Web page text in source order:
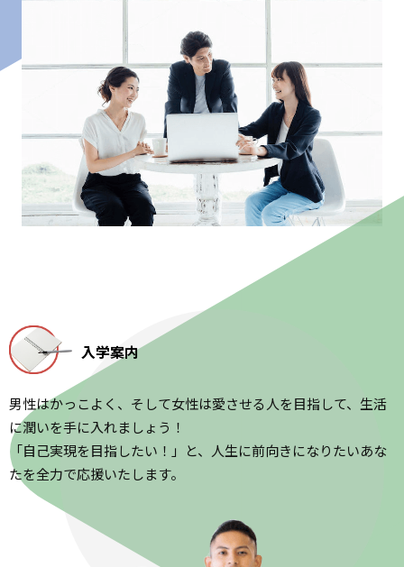
入学案内
男性はかっこよく、そして女性は愛させる人を目指して、生活
に潤いを手に入れましょう！
「自己実現を目指したい！」と、人生に前向きになりたいあな
たを全力で応援いたします。